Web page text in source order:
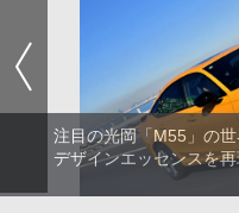
注目の光岡「M55」の
デザインエッセンスを